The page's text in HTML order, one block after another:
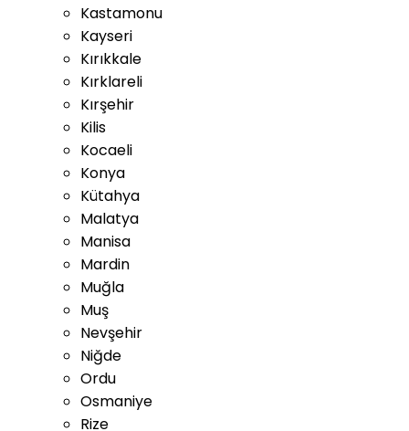
Kastamonu
Kayseri
Kırıkkale
Kırklareli
Kırşehir
Kilis
Kocaeli
Konya
Kütahya
Malatya
Manisa
Mardin
Muğla
Muş
Nevşehir
Niğde
Ordu
Osmaniye
Rize